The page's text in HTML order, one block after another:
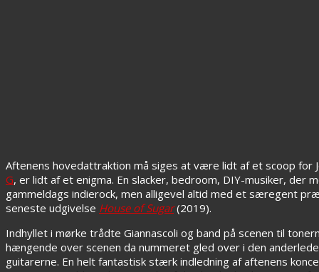
Aftenens hovedattraktion må siges at være lidt af et scoop for
G, er lidt af et enigma. En slacker, bedroom, DIY-musiker,
gammeldags indierock, men alligevel altid med et særegent
seneste udgivelse House of Sugar(2019).
Indhyllet i mørke trådte Giannascoli og band på scenen til
hængende over scenen da nummeret gled over i den
guitarerne. En helt fantastisk stærk indledning af aftenens